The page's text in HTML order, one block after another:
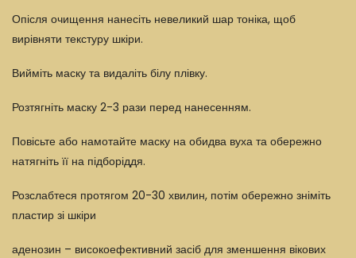
Опісля очищення нанесіть невеликий шар тоніка, щоб
вирівняти текстуру шкіри.
Вийміть маску та видаліть білу плівку.
Розтягніть маску 2-3 рази перед нанесенням.
Повісьте або намотайте маску на обидва вуха та обережно
натягніть її на підборіддя.
Розслабтеся протягом 20-30 хвилин, потім обережно зніміть
пластир зі шкіри
аденозин – високоефективний засіб для зменшення вікових